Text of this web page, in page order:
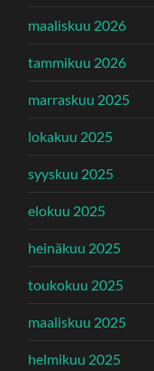
maaliskuu 2026
tammikuu 2026
marraskuu 2025
lokakuu 2025
syyskuu 2025
elokuu 2025
heinäkuu 2025
toukokuu 2025
maaliskuu 2025
helmikuu 2025